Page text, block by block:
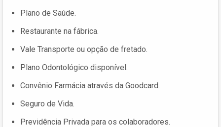
Plano de Saúde.
Restaurante na fábrica.
Vale Transporte ou opção de fretado.
Plano Odontológico disponível.
Convênio Farmácia através da Goodcard.
Seguro de Vida.
Previdência Privada para os colaboradores.